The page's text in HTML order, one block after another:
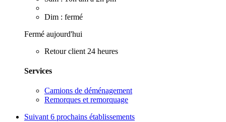
Dim : fermé
Fermé aujourd'hui
Retour client 24 heures
Services
Camions de déménagement
Remorques et remorquage
Suivant 6 prochains établissements